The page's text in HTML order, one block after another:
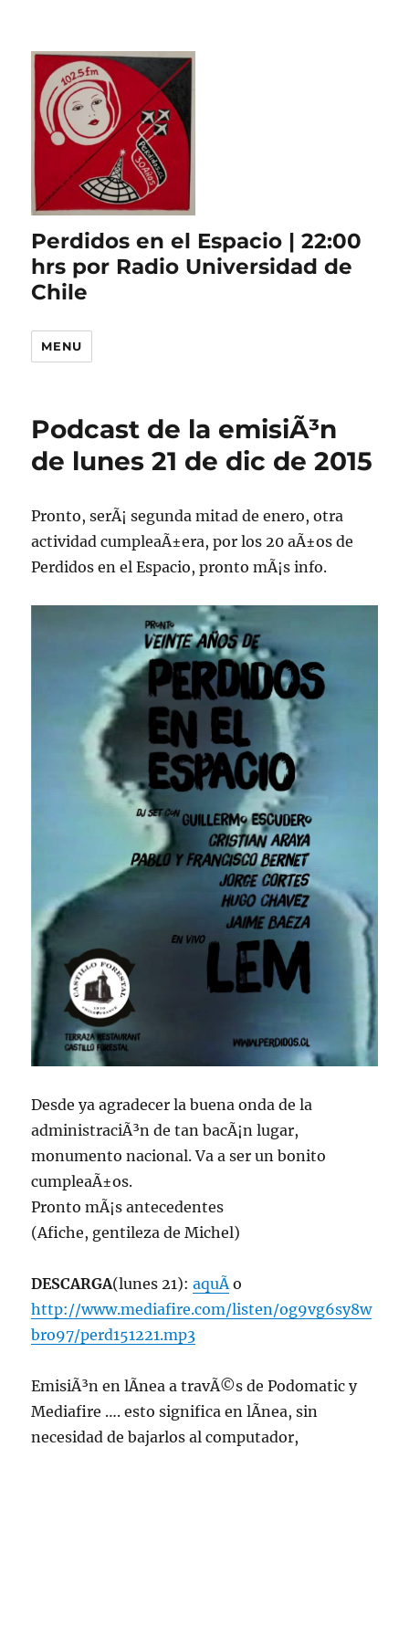
Perdidos en el Espacio | 22:00
hrs por Radio Universidad de
Chile
MENU
Podcast de la emisiÃ³n
de lunes 21 de dic de 2015
Pronto, serÃ¡ segunda mitad de enero, otra
actividad cumpleaÃ±era, por los 20 aÃ±os de
Perdidos en el Espacio, pronto mÃ¡s info.
Desde ya agradecer la buena onda de la
administraciÃ³n de tan bacÃ¡n lugar,
monumento nacional. Va a ser un bonito
cumpleaÃ±os.
Pronto mÃ¡s antecedentes
(Afiche, gentileza de Michel)
DESCARGA(lunes 21):aquÃ­o
http://www.mediafire.com/listen/og9vg6sy8w
bro97/perd151221.mp3
EmisiÃ³n en lÃ­nea a travÃ©s de Podomatic y
Mediafire …. esto significa en lÃ­nea, sin
necesidad de bajarlos al computador,